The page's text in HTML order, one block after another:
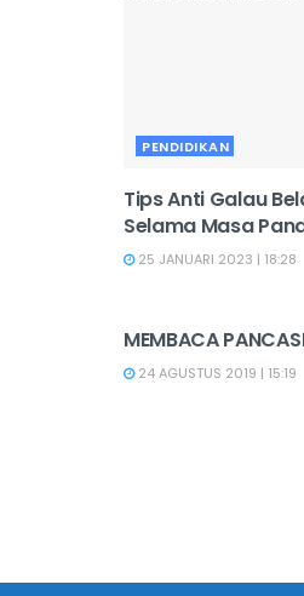
PENDIDIKAN
Tips Anti Galau
Selama Masa
25 JANUARI 2023 | 18:28
MEMBACA
24 AGUSTUS 2019 | 15:19